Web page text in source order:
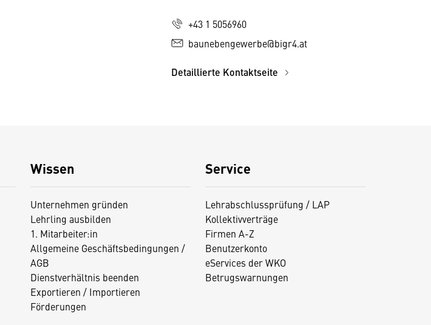
+43 1 5056960
baunebengewerbe@bigr4.at
Detaillierte Kontaktseite
Wissen
Unternehmen gründen
Lehrling ausbilden
1. Mitarbeiter:in
Allgemeine Geschäftsbedingungen /
AGB
Dienstverhältnis beenden
Exportieren / Importieren
Förderungen
Service
Lehrabschlussprüfung / LAP
Kollektivverträge
Firmen A-Z
Benutzerkonto
eServices der WKO
Betrugswarnungen